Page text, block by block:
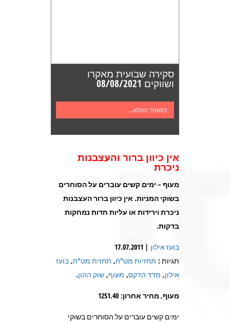
סקירה שבועית מאקרו
ושווקים 08/08/2021
למאמר המלא...
אין כיוון ברור והעצבנות
ניכרת
מעוף – ימים קשים עוברים על הסוחרים
בשוקי המניות. אין כיוון ברור העצבנות
ניכרת וירידות או עליות חדות נמחקות
בדקות.
בועז אילון | 17.07.2011
תגיות : תחזיות מט"ח, תחזית מט"ח, בועז
אילון, מדד הדקס, מעוף, שוק ההון.
מעוף, מחיר אחרון: 1251.40
ימים קשים עוברים על הסוחרים בשוקי